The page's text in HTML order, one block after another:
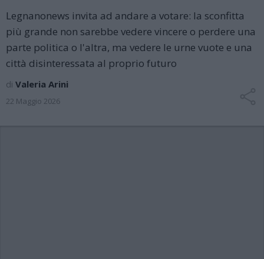
Legnanonews invita ad andare a votare: la sconfitta
più grande non sarebbe vedere vincere o perdere una
parte politica o l'altra, ma vedere le urne vuote e una
città disinteressata al proprio futuro
di Valeria Arini
22 Maggio 2026